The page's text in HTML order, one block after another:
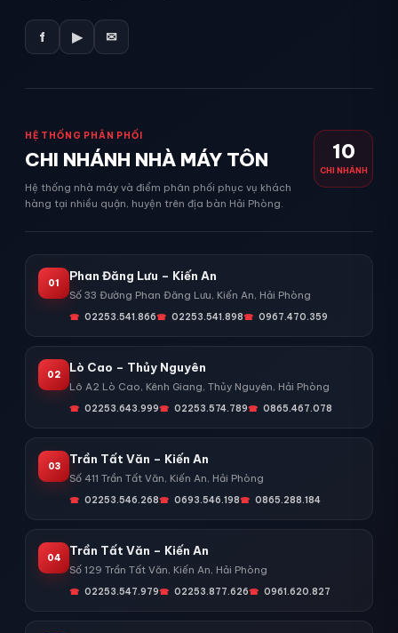
f ▶ ✉
HỆ THỐNG PHÂN PHỐI
CHI NHÁNH NHÀ MÁY TÔN
Hệ thống nhà máy và điểm phân phối phục vụ khách
hàng tại nhiều quận, huyện trên địa bàn Hải Phòng.
10
CHI NHÁNH
01
Phan Đăng Lưu – Kiến An
Số 33 Đường Phan Đăng Lưu, Kiến An, Hải Phòng
02253.541.866 02253.541.898 0967.470.359
02
Lò Cao – Thủy Nguyên
Lô A2 Lò Cao, Kênh Giang, Thủy Nguyên, Hải Phòng
02253.643.999 02253.574.789 0865.467.078
03
Trần Tất Văn – Kiến An
Số 411 Trần Tất Văn, Kiến An, Hải Phòng
02253.546.268 0693.546.198 0865.288.184
04
Trần Tất Văn – Kiến An
Số 129 Trần Tất Văn, Kiến An, Hải Phòng
02253.547.979 02253.877.626 0961.620.827